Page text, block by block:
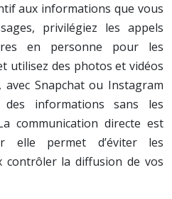
aux informations que vous
privilégiez les appels
en personne pour les
utilisez des photos et vidéos
Snapchat ou Instagram
informations sans les
communication directe est
elle permet d’éviter les
contrôler la diffusion de vos